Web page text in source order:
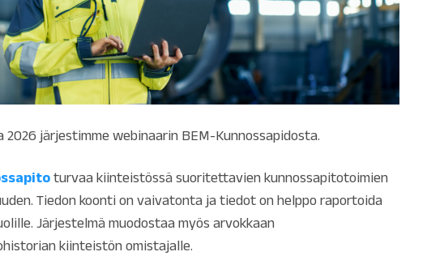
2026 järjestimme webinaarin BEM-Kunnossapidosta.
turvaa kiinteistössä suoritettavien kunnossapitotoimien
Tiedon koonti on vaivatonta ja tiedot on helppo raportoida
Järjestelmä muodostaa myös arvokkaan
kiinteistön omistajalle.